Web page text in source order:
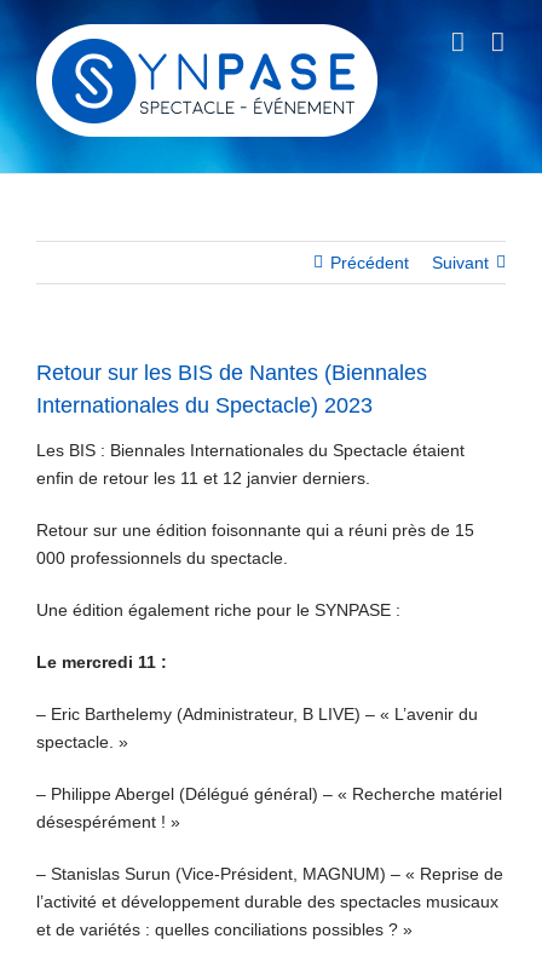
contenu
Précédent Suivant
Retour sur les BIS de Nantes (Biennales
Internationales du Spectacle) 2023
Les BIS : Biennales Internationales du Spectacle étaient
enfin de retour les 11 et 12 janvier derniers.
Retour sur une édition foisonnante qui a réuni près de 15
000 professionnels du spectacle.
Une édition également riche pour le SYNPASE :
Le mercredi 11 :
– Eric Barthelemy (Administrateur, B LIVE) – « L’avenir du
spectacle. »
– Philippe Abergel (Délégué général) – « Recherche matériel
désespérément ! »
– Stanislas Surun (Vice-Président, MAGNUM) – « Reprise de
l’activité et développement durable des spectacles musicaux
et de variétés : quelles conciliations possibles ? »